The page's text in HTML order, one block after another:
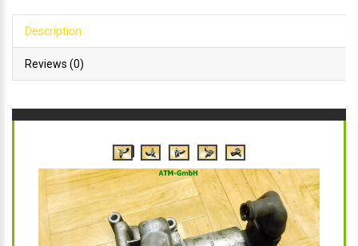
Description
Reviews (0)